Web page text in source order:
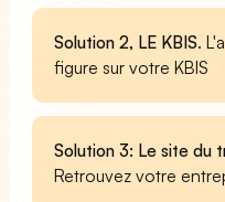
Solution 2, LE KBIS.
figure sur votre KBIS
Solution 3: Le site du
Retrouvez votre